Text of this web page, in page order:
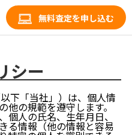
無料査定を申し込む
シー
下「当社」）は、個人情
他の規範を遵守します。
個人の氏名、生年月日、
る情報（他の情報と容易